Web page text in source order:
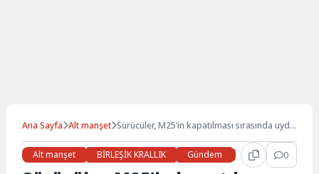
Ana Sayfa Alt manşet Sürücüler, M25’in kapatılması sırasında uydu
konusunda uyarıldı
Alt manşet BİRLEŞİK KRALLIK Gündem Haberler 0